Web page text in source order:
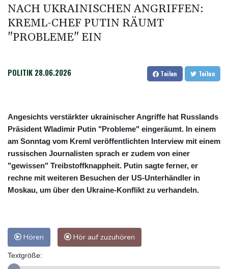
76-jähriger Landwirt in Nordrhein-Westfalen von Traktor
überrollt und getötet
NACH UKRAINISCHEN ANGRIFFEN:
KREML-CHEF PUTIN RÄUMT
"PROBLEME" EIN
POLITIK 28.06.2026 Teilen Teilen
Angesichts verstärkter ukrainischer Angriffe hat Russlands
Präsident Wladimir Putin "Probleme" eingeräumt. In einem
am Sonntag vom Kreml veröffentlichten Interview mit einem
russischen Journalisten sprach er zudem von einer
"gewissen" Treibstoffknappheit. Putin sagte ferner, er
rechne mit weiteren Besuchen der US-Unterhändler in
Moskau, um über den Ukraine-Konflikt zu verhandeln.
Hören Hör auf zuzuhören
Textgröße: